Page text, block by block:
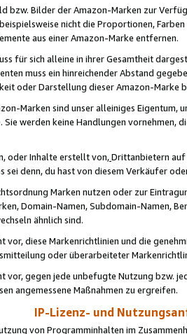
bzw. Bilder der Amazon-Marken zur
nicht die Proportionen,
aus einer Amazon-Marke entfernen.
für sich alleine in ihrer Gesamtheit
muss ein hinreichender Abstand
oder Darstellung dieser Amazon-Marke
Marken sind unser alleiniges
werden keine Handlungen vornehmen,
oder Inhalte erstellt von,Drittanbietern auf
sei denn, du hast von diesem Verkäufer
Marken nutzen oder zur
Domain-Namen, Subdomain-Namen,
ähnlich sind.
vor, diese Markenrichtlinien und die
oder überarbeiteter
vor, gegen jede unbefugte Nutzung bzw.
angemessene Maßnahmen zu ergreifen.
IP-Lizenz- und
von Programminhalten im